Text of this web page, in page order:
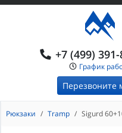
+7 (499)
График
Перезвоните
Рюкзаки Tramp Sigurd